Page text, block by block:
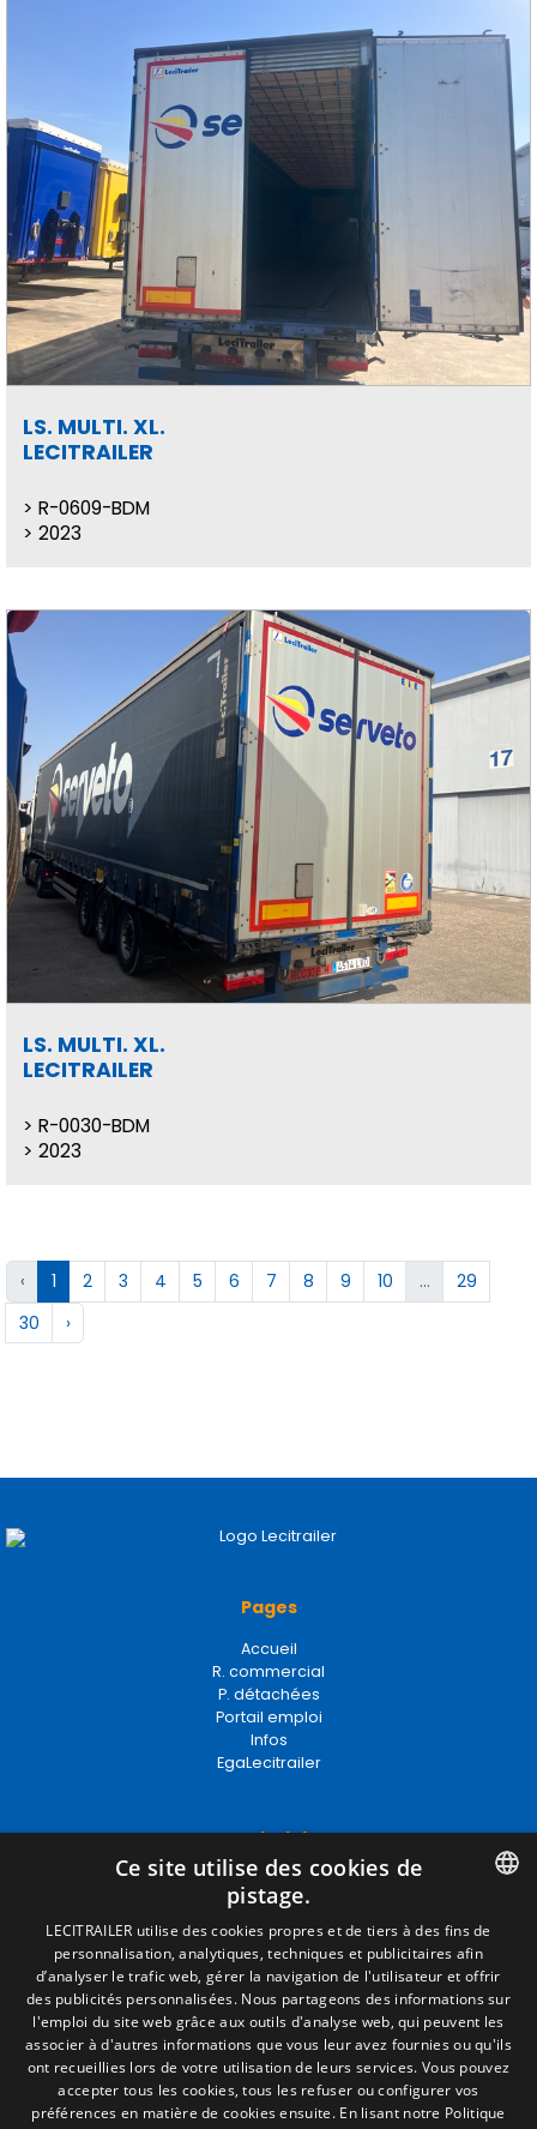
LS. MULTI. XL.
LECITRAILER
R-0609-BDM
2023
LS. MULTI. XL.
LECITRAILER
R-0030-BDM
2023
‹ 1 2 3 4 5 6 7 8 9 10 ...
29
30
›
Pages
Accueil
R. commercial
P. détachées
Portail emploi
Infos
EgaLecitrailer
Termes juridiques
Mentions Légales
Politique de Confidentialité
Politique de Cookies
Conditions générales de vente
Gérer les cookies
Contact
Camino de los Huertos, S/N. Apdo 100
50620 - Casetas (Zaragoza) SPAIN
SPANISH
ENGLISH
FRENCH
ITALIAN
PORTUGUESE
Ce site utilise des cookies de
pistage.
LECITRAILER utilise des cookies propres et de tiers à des fins de
personnalisation, analytiques, techniques et publicitaires afin
d’analyser le trafic web, gérer la navigation de l'utilisateur et offrir
des publicités personnalisées. Nous partageons des informations sur
l'emploi du site web grâce aux outils d'analyse web, qui peuvent les
associer à d'autres informations que vous leur avez fournies ou qu'ils
ont recueillies lors de votre utilisation de leurs services. Vous pouvez
accepter tous les cookies, tous les refuser ou configurer vos
préférences en matière de cookies ensuite. En lisant notre Politique